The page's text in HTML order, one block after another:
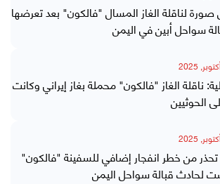
لناقلة الغاز المسال "فالكون" بعد تعرضها
سواحل أبين في اليمن
ناقلة الغاز "فالكون" محملة بغاز إيراني وكانت
الحوثيين
من خطر انفجار إضافي للسفينة "فالكون"
لحادث قبالة سواحل اليمن